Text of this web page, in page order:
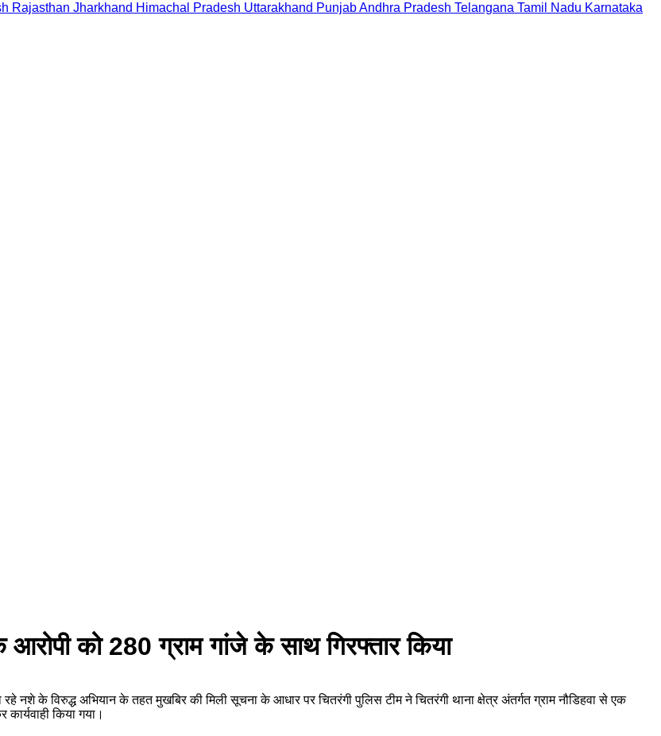
Rajasthan Jharkhand Himachal Pradesh Uttarakhand PunjabAndhra Pradesh Telangana Tamil Nadu Karnataka
आरोपी को 280 ग्राम गांजे के साथ गिरफ्तार किया
नशे के विरुद्ध अभियान के तहत मुखबिर की मिली सूचना के आधार पर चितरंगी पुलिस टीम ने चितरंगी थाना क्षेत्र अंतर्गत ग्राम नौडिहवा से एक
किया गया।